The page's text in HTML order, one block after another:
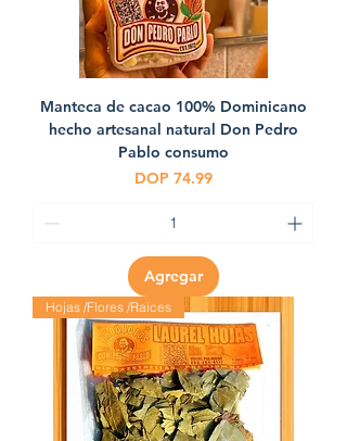
Manteca de cacao 100% Dominicano
hecho artesanal natural Don Pedro
Pablo consumo
Precio
DOP 74.99
Agregar
Hojas /Flores /Raices